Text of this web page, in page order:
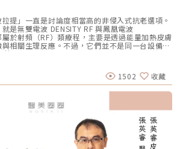
。透過精準的雷射療程規劃，為自己預約一個遠
則，有助於穩定膚況並延續療程效果：1. 加強保
肌膚屏障暫時較為脆弱，容易出現乾燥與水分流
香精與酒精的保濕與修護產品（如玻尿酸、神經
所需的穩定環境。2. 落實防曬措施術後肌膚對紫
夠防曬係數（如 SPF30–50 以上），並搭配帽
降低色素沉澱的風險。3. 避免刺激性保養於恢復
如果酸、水楊酸）、A醇、去角質及高刺激性美
療程種類與個人膚況不同，建議依照醫師指示逐
常見問題Q&A Q1：做完醫美，毛孔就可以「完
際的期望喔！毛孔是皮膚正常的生理結構，不可
的目標是讓變大、變形毛孔「縮小、變淺」，讓
細緻的效果，也就是俗稱的「水煮蛋肌」狀態。
會不會越打越薄？ 正確的雷射治療不但不會讓皮
真皮層膠原蛋白新生，讓肌膚變得更厚實、更有彈
要充足」且「能量掌控得當」，過度頻繁的施打才
：改善毛孔粗大，通常需要打幾次才有效？ 醫美
個「療程」的規劃。以皮秒雷射或微針電波為例，
提供穩定、封閉式的修復環境，讓色素在代謝期
當人工皮在回診時由專業人員取下，老化角質連
此能呈現出「一撕即除」的改善效果。以冷卻保
式，讓斑點代謝更有感，也讓治療成果更直觀。
眼就能找到自己的定位Reepot 特別適合以下肌
人斑、顴骨母斑 膚色暗沉不均，看起來不夠乾淨
太高的治療Reepot AI時光雷射的效果：一次能
見改善情況（效果因個人皮膚而異）： 斑點淡
升 老人斑變淡、邊界變柔和 妝感變乾淨，妝更
Reepot 術後恢復期與照護指南Reepot 最大優勢
應淡淡泛紅：1–3 天斑點結痂／色素加深：3–7
項1. 治療部位若有傷口、感染或過敏發炎需等肌膚
調節器、光敏感或慢性疾病者需由醫師評估安全
期使用光敏藥物者不建議進行光電療程。4. 三個
者需與醫師確認治療時機。5. 術前請避免日曬並停
保養品。這些都有助於減少反黑。術後照護1. 人工
下巴或下半臉鬆垂感變少。如果你的困擾不是細
輪廓線越來越模糊」、「拍照時下半臉變重」，
的需求。不過音波也不是越深越好、越痛越有
、不同深度與不同發數，醫師必須依照臉型、脂
規劃。打錯層次、能量過高或發數不合適，都可
、傳統拉皮手術差異表 項目 電波拉提 音
多餘皮膚的結
依探頭與機型不同 皮膚、皮下組織、
提」一直是討論度相當高的非侵入式抗老選項。
是無雙電波 DENSITY RF 與鳳凰電波
於射頻（RF）類療程，主要是透過能量加熱皮膚
相關生理反應。不過，它們並不是同一台設備，
簡單來說： 鳳凰電波較常被用於輪廓緊緻與拉提
代表療程； 無雙電波則為結合單極與雙極射頻
用於同時兼顧緊緻與膚質改善。 根據原廠資料，
療程，可應用於肌膚緊緻與平滑需求；而
極射頻能量，可作用於不同皮膚層次。 這也是為
產生疑問： 我需要的是「輪廓拉提」，還是
凰電波，還是無雙電波？ 兩者是否可以搭配施
方式，帶你一次釐清兩者差異。什麼是鳳凰電波
的正式名稱是 Thermage FLX，為台灣索塔
的射頻設備。根據台灣原廠資料，Thermage
頻技術。所謂「電容耦合」，簡單來說就是能量透
內部，無需破壞皮膚結構。它的特色是「單極電
1502 收藏